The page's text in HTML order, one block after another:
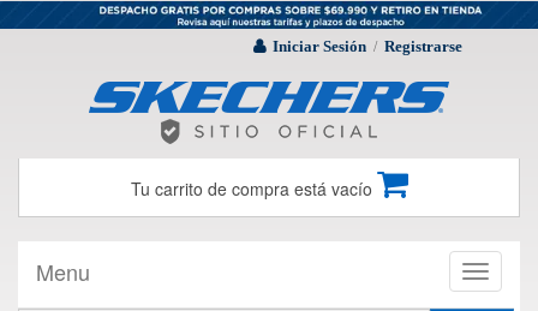
Iniciar Sesión / Registrarse
Tu carrito de compra está vacío
Toggle
Menu